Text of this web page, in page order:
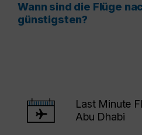
Wann sind die Flüge
günstigsten?
Last Minute
Abu Dhabi